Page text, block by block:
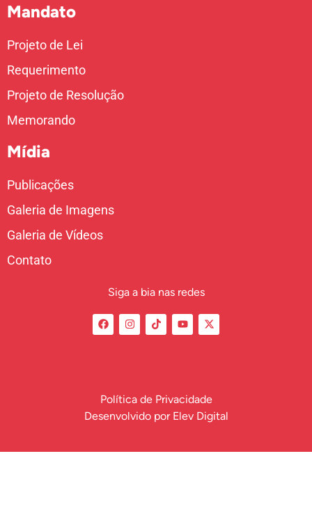
Mandato
Projeto de Lei
Requerimento
Projeto de Resolução
Memorando
Mídia
Publicações
Galeria de Imagens
Galeria de Vídeos
Contato
Siga a bia nas redes
Política de Privacidade
Desenvolvido por Elev Digital